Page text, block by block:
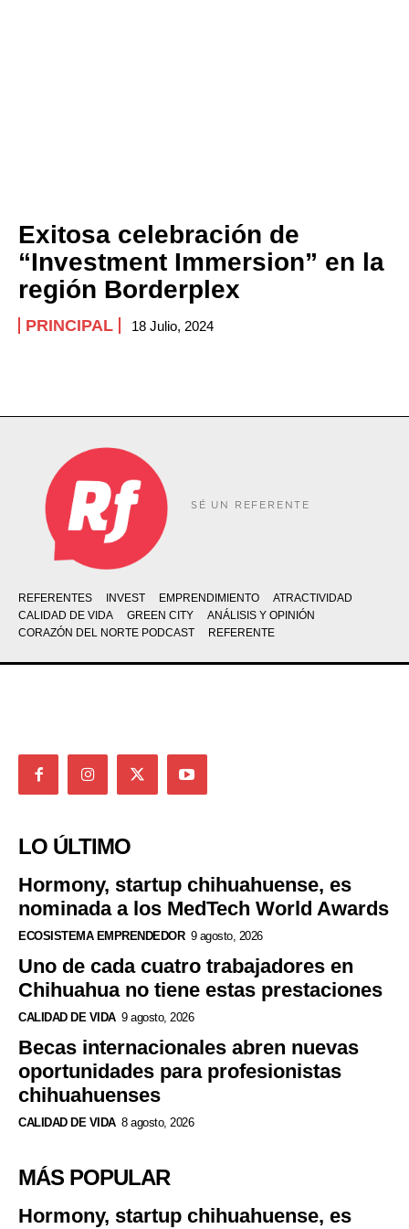
Exitosa celebración de
“Investment Immersion” en la
región Borderplex
PRINCIPAL 18 Julio, 2024
SÉ UN REFERENTE
REFERENTES INVEST EMPRENDIMIENTO
ATRACTIVIDAD
CALIDAD DE VIDA
GREEN CITY
ANÁLISIS Y OPINIÓN
CORAZÓN DEL NORTE PODCAST
REFERENTE
LO ÚLTIMO
Hormony, startup chihuahuense, es
nominada a los MedTech World Awards
ECOSISTEMA EMPRENDEDOR 9 agosto, 2026
Uno de cada cuatro trabajadores en
Chihuahua no tiene estas prestaciones
CALIDAD DE VIDA 9 agosto, 2026
Becas internacionales abren nuevas
oportunidades para profesionistas
chihuahuenses
CALIDAD DE VIDA 8 agosto, 2026
MÁS POPULAR
Hormony, startup chihuahuense, es